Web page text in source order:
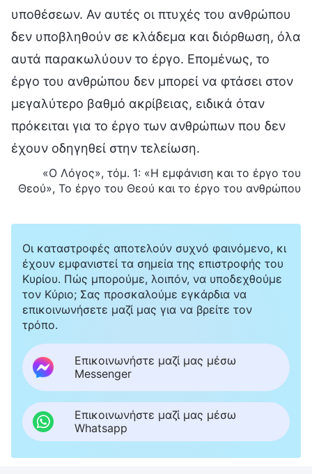
υποθέσεων. Αν αυτές οι πτυχές του ανθρώπου
δεν υποβληθούν σε κλάδεμα και διόρθωση, όλα
αυτά παρακωλύουν το έργο. Επομένως, το
έργο του ανθρώπου δεν μπορεί να φτάσει στον
μεγαλύτερο βαθμό ακρίβειας, ειδικά όταν
πρόκειται για το έργο των ανθρώπων που δεν
έχουν οδηγηθεί στην τελείωση.
«Ο Λόγος», τόμ. 1: «Η εμφάνιση και το έργο του
Θεού», Το έργο του Θεού και το έργο του ανθρώπου
Οι καταστροφές αποτελούν συχνό φαινόμενο, κι
έχουν εμφανιστεί τα σημεία της επιστροφής του
Κυρίου. Πώς μπορούμε, λοιπόν, να υποδεχθούμε
τον Κύριο; Σας προσκαλούμε εγκάρδια να
επικοινωνήσετε μαζί μας για να βρείτε τον
τρόπο.
Επικοινωνήστε μαζί μας μέσω
Messenger
Επικοινωνήστε μαζί μας μέσω
Whatsapp